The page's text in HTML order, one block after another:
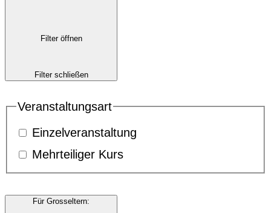
Filter öffnen
Filter schließen
Veranstaltungsart
Einzelveranstaltung
Mehrteiliger Kurs
Für Grosseltern: